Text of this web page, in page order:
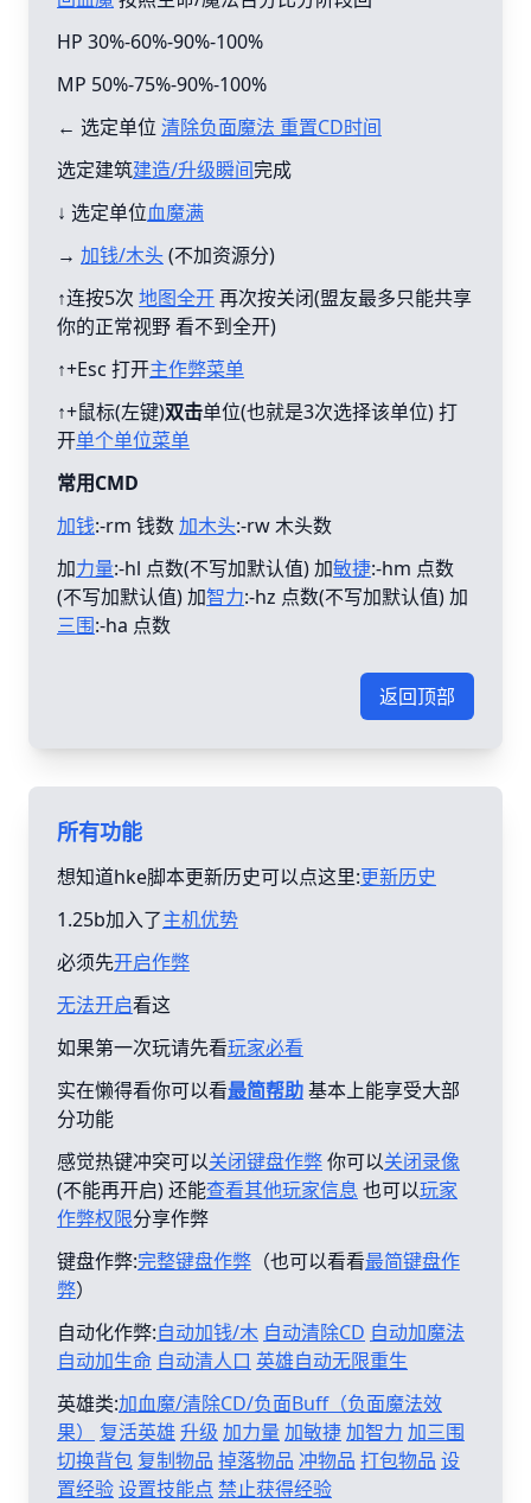
HP 30%-60%-90%-100%
MP 50%-75%-90%-100%
← 选定单位 清除负面魔法 重置CD时间
选定建筑建造/升级瞬间完成
↓ 选定单位血魔满
→ 加钱/木头(不加资源分)
↑连按5次 地图全开再次按关闭(盟友最多只能共享
你的正常视野 看不到全开)
↑+Esc 打开主作弊菜单
↑+鼠标(左键)双击单位(也就是3次选择该单位) 打
开单个单位菜单
常用CMD
加钱:-rm 钱数加木头:-rw 木头数
加力量:-hl 点数(不写加默认值) 加敏捷:-hm 点数
(不写加默认值) 加智力:-hz 点数(不写加默认值) 加
三围:-ha 点数
返回顶部
所有功能
想知道hke脚本更新历史可以点这里:更新历史
1.25b加入了主机优势
必须先开启作弊
无法开启看这
如果第一次玩请先看玩家必看
实在懒得看你可以看最简帮助基本上能享受大部
分功能
感觉热键冲突可以关闭键盘作弊你可以关闭录像
(不能再开启) 还能查看其他玩家信息 也可以玩家
作弊权限分享作弊
键盘作弊:完整键盘作弊 （也可以看看最简键盘作
弊）
自动化作弊:自动加钱/木 自动清除CD 自动加魔法
自动加生命 自动清人口 英雄自动无限重生
英雄类:加血魔/清除CD/负面Buff（负面魔法效
果）
复活英雄 升级 加力量 加敏捷加智力 加三围
切换背包 复制物品 掉落物品 冲物品 打包物品 设
置经验设置技能点 禁止获得经验